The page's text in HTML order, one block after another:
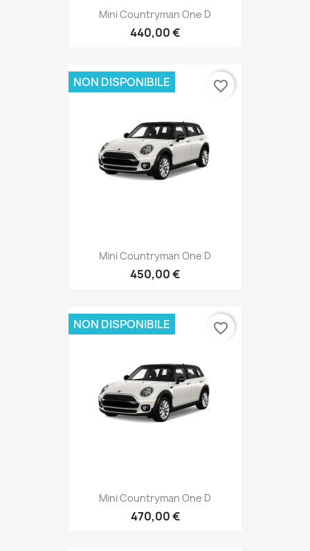
Mini Countryman One D
440,00 €
Mini Countryman One D
450,00 €
NON DISPONIBILE favorite_border
Mini Countryman One D
470,00 €
NON DISPONIBILE favorite_border